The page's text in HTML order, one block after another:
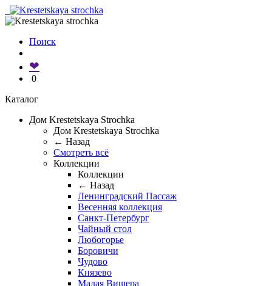
Поиск
❤
0
Каталог
Дом Krestetskaya Strochka
Дом Krestetskaya Strochka
← Назад
Смотреть всё
Коллекции
Коллекции
← Назад
Ленинградский Пассаж
Весенняя коллекция
Санкт-Петербург
Чайный стол
Любогорье
Боровичи
Чудово
Князево
Малая Вишера